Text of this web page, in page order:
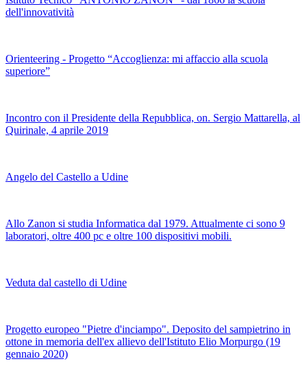
dell'innovatività
Orienteering - Progetto “Accoglienza: mi affaccio alla scuola
superiore”
Incontro con il Presidente della Repubblica, on. Sergio Mattarella, al
Quirinale, 4 aprile 2019
Angelo del Castello a Udine
Allo Zanon si studia Informatica dal 1979. Attualmente ci sono 9
laboratori, oltre 400 pc e oltre 100 dispositivi mobili.
Veduta dal castello di Udine
Progetto europeo "Pietre d'inciampo". Deposito del sampietrino in
ottone in memoria dell'ex allievo dell'Istituto Elio Morpurgo (19
gennaio 2020)